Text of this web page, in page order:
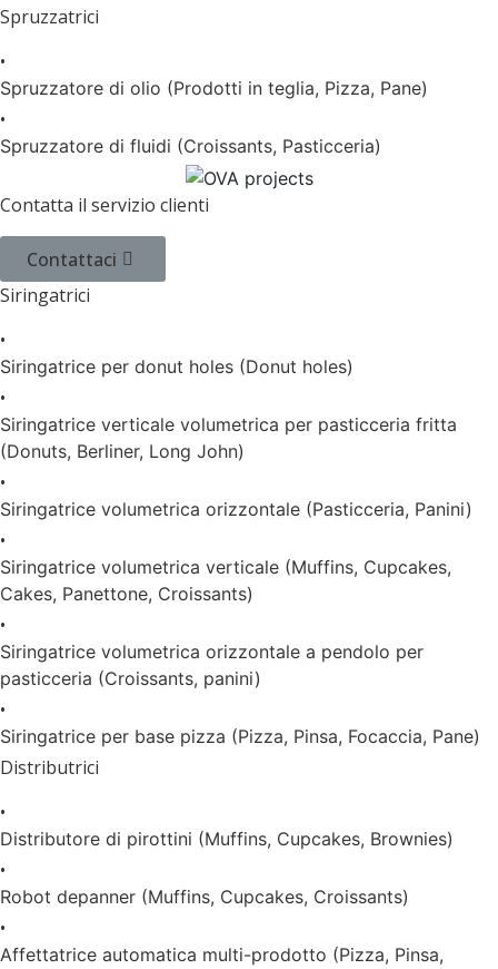
Spruzzatrici
•
Spruzzatore di olio (Prodotti in teglia, Pizza, Pane)
•
Spruzzatore di fluidi (Croissants, Pasticceria)
Contatta il servizio clienti
Contattaci
Siringatrici
•
Siringatrice per donut holes (Donut holes)
•
Siringatrice verticale volumetrica per pasticceria fritta
(Donuts, Berliner, Long John)
•
Siringatrice volumetrica orizzontale (Pasticceria, Panini)
•
Siringatrice volumetrica verticale (Muffins, Cupcakes,
Cakes, Panettone, Croissants)
•
Siringatrice volumetrica orizzontale a pendolo per
pasticceria (Croissants, panini)
•
Siringatrice per base pizza (Pizza, Pinsa, Focaccia, Pane)
Distributrici
•
Distributore di pirottini (Muffins, Cupcakes, Brownies)
•
Robot depanner (Muffins, Cupcakes, Croissants)
•
Affettatrice automatica multi-prodotto (Pizza, Pinsa,